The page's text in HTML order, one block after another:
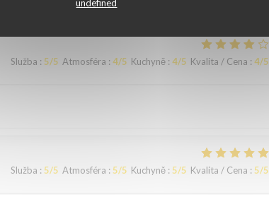
undefined
Služba : 5/5 Atmosféra : 4/5 Kuchyně: 4/5 Kvalita / Cena : 4/5
Služba : 5/5 Atmosféra : 5/5 Kuchyně: 5/5 Kvalita / Cena : 5/5